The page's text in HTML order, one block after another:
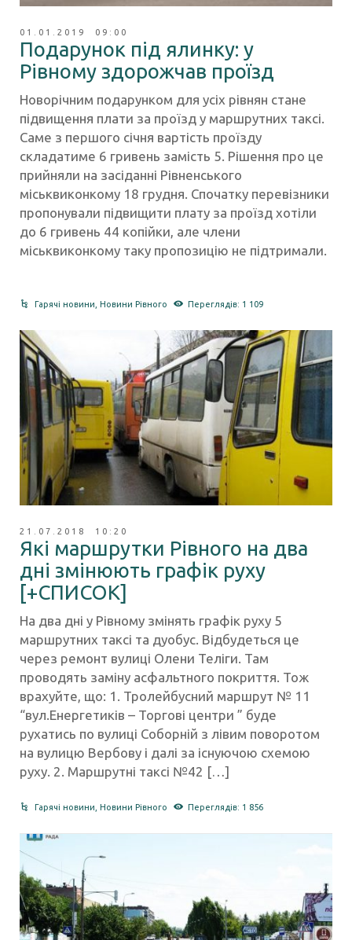
01.01.2019 09:00
Подарунок під ялинку: у
Рівному здорожчав проїзд
Новорічним подарунком для усіх рівнян стане
підвищення плати за проїзд у маршрутних таксі.
Саме з першого січня вартість проїзду
складатиме 6 гривень замість 5. Рішення про це
прийняли на засіданні Рівненського
міськвиконкому 18 грудня. Спочатку перевізники
пропонували підвищити плату за проїзд хотіли
до 6 гривень 44 копійки, але члени
міськвиконкому таку пропозицію не підтримали.
Гарячі новини, Новини Рівного Переглядів: 1 109
21.07.2018 10:20
Які маршрутки Рівного на два
дні змінюють графік руху
[+СПИСОК]
На два дні у Рівному змінять графік руху 5
маршрутних таксі та дуобус. Відбудеться це
через ремонт вулиці Олени Теліги. Там
проводять заміну асфальтного покриття. Тож
врахуйте, що: 1. Тролейбусний маршрут № 11
“вул.Енергетиків – Торгові центри ” буде
рухатись по вулиці Соборній з лівим поворотом
на вулицю Вербову і далі за існуючою схемою
руху. 2. Маршрутні таксі №42 […]
Гарячі новини ,Новини Рівного Переглядів: 1 856